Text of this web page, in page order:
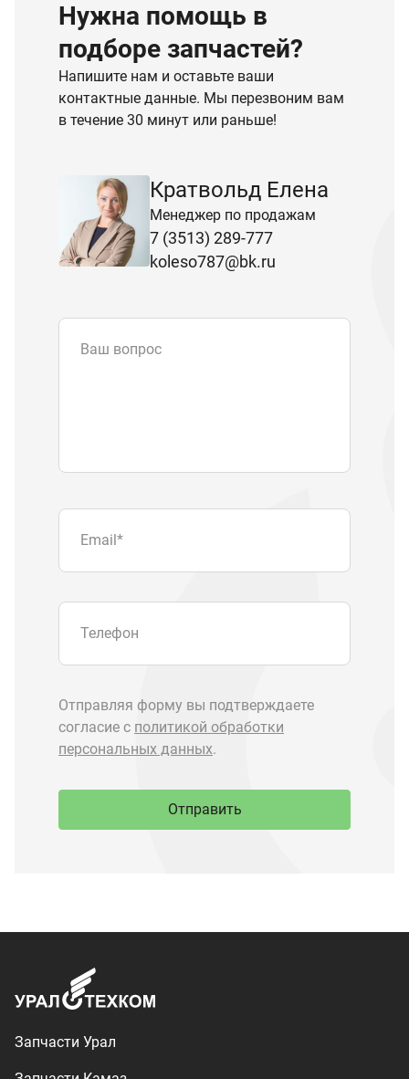
Нужна помощь в
подборе запчастей?
Напишите нам и оставьте ваши
контактные данные. Мы перезвоним вам
в течение 30 минут или раньше!
Кратвольд Елена
Менеджер по продажам
7 (3513) 289-777
koleso787@bk.ru
Ваш вопрос
Запчасти Урал
Запчасти Камаз
Спецпредложения
Доставка и оплата
utkm@mail.ru